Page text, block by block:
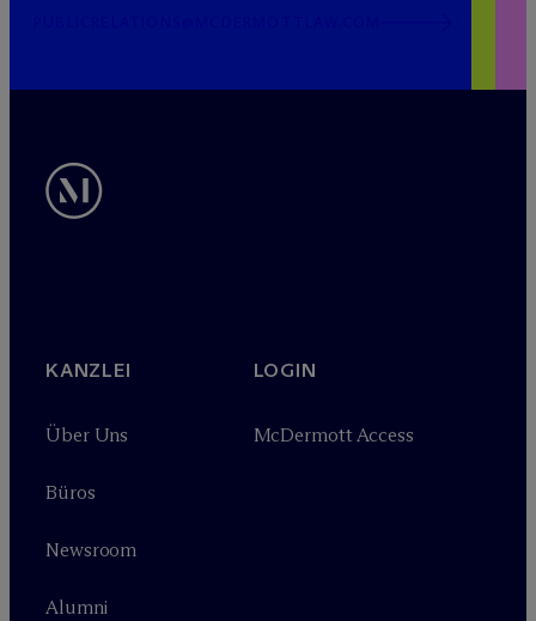
KANZLEI
Über Uns
Büros
Newsroom
Alumni
LOGIN
McDermott Access